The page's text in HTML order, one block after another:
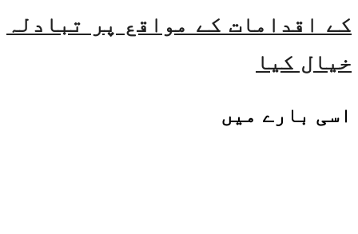
کے اقدامات کے مواقع پر تبادلہ
خیال کیا
اسی بارے میں